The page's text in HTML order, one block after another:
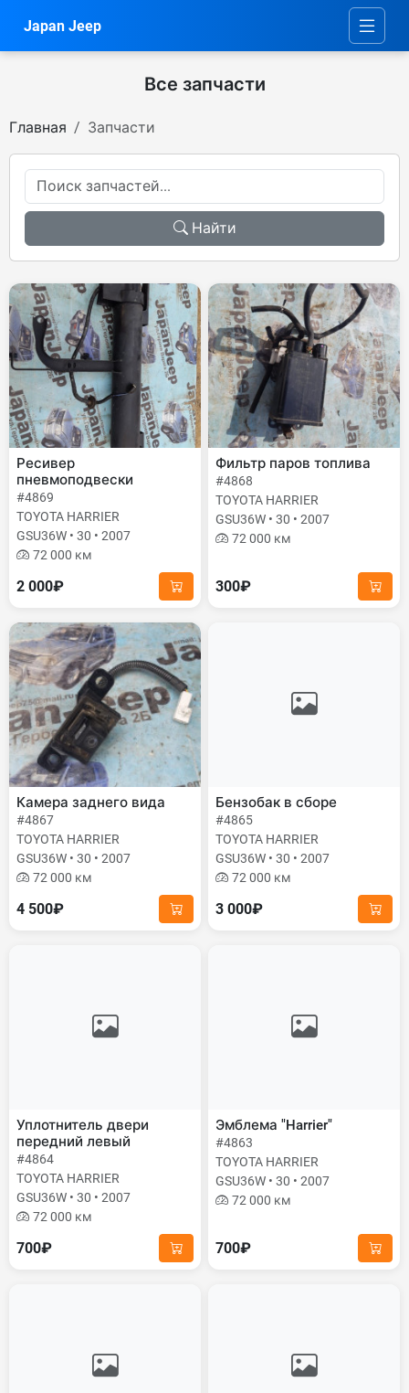
Japan Jeep
Все запчасти
Главная Запчасти
Найти
Ресивер
пневмоподвески
#4869
TOYOTA HARRIER
GSU36W • 30 • 2007
72 000 км
2 000₽
Фильтр паров топлива
#4868
TOYOTA HARRIER
GSU36W • 30 • 2007
72 000 км
300₽
Камера заднего вида
#4867
TOYOTA HARRIER
GSU36W • 30 • 2007
72 000 км
4 500₽
Бензобак в сборе
#4865
TOYOTA HARRIER
GSU36W • 30 • 2007
72 000 км
3 000₽
Уплотнитель двери
передний левый
#4864
TOYOTA HARRIER
GSU36W • 30 • 2007
72 000 км
700₽
Эмблема "Harrier"
#4863
TOYOTA HARRIER
GSU36W • 30 • 2007
72 000 км
700₽